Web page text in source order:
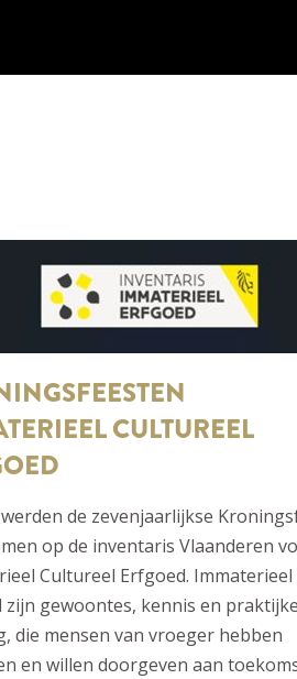
CULTUREEL
de zevenjaarlijkse
op de inventaris Vlaanderen
Cultureel Erfgoed. Immaterieel
zijn gewoontes, kennis en
die mensen van vroeger hebben
en willen doorgeven aan